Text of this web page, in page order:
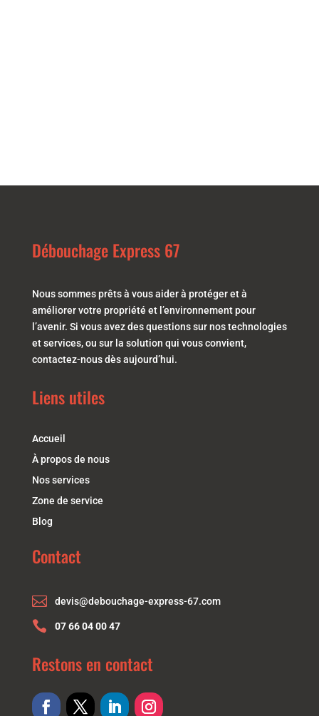
Débouchage Express 67
Nous sommes prêts à vous aider à protéger et à
améliorer votre propriété et l’environnement pour
l’avenir. Si vous avez des questions sur nos technologies
et services, ou sur la solution qui vous convient,
contactez-nous dès aujourd’hui.
Liens utiles
Accueil
À propos de nous
Nos services
Zone de service
Blog
Contact
 devis@debouchage-express-67.com
 07 66 04 00 47
Restons en contact